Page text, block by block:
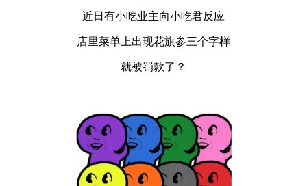
近日有小吃业主向小吃君反应
店里菜单上出现花旗参三个字样
就被罚款了？